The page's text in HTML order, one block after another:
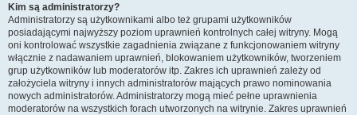
Kim są administratorzy?
Administratorzy są użytkownikami albo też grupami użytkowników
posiadającymi najwyższy poziom uprawnień kontrolnych całej witryny. Mogą
oni kontrolować wszystkie zagadnienia związane z funkcjonowaniem witryny
włącznie z nadawaniem uprawnień, blokowaniem użytkowników, tworzeniem
grup użytkowników lub moderatorów itp. Zakres ich uprawnień zależy od
założyciela witryny i innych administratorów mających prawo nominowania
nowych administratorów. Administratorzy mogą mieć pełne uprawnienia
moderatorów na wszystkich forach utworzonych na witrynie. Zakres uprawnień